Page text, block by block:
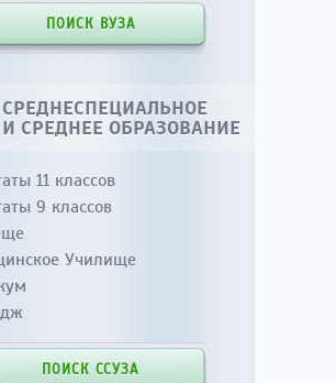
ПОИСК ВУЗА
СРЕДНЕСПЕЦИАЛЬНОЕ
И СРЕДНЕЕ ОБРАЗОВАНИЕ
11 классов
9 классов
Училище
ПОИСК ССУЗА